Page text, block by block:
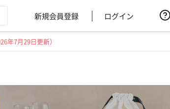
新規会員登録 ログイン
年7月29日更新）